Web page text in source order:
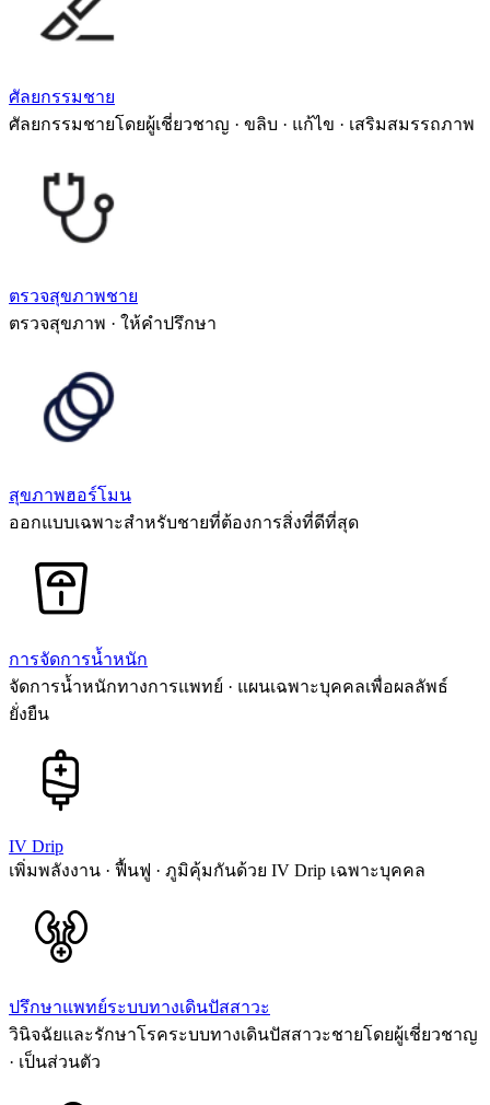
ศัลยกรรมชาย
ศัลยกรรมชายโดยผู้เชี่ยวชาญ · ขลิบ · แก้ไข · เสริมสมรรถภาพ
ตรวจสุขภาพชาย
ตรวจสุขภาพ · ให้คำปรึกษา
สุขภาพฮอร์โมน
ออกแบบเฉพาะสำหรับชายที่ต้องการสิ่งที่ดีที่สุด
การจัดการน้ำหนัก
จัดการน้ำหนักทางการแพทย์ · แผนเฉพาะบุคคลเพื่อผลลัพธ์
ยั่งยืน
IV Drip
เพิ่มพลังงาน · ฟื้นฟู · ภูมิคุ้มกันด้วย IV Drip เฉพาะบุคคล
ปรึกษาแพทย์ระบบทางเดินปัสสาวะ
วินิจฉัยและรักษาโรคระบบทางเดินปัสสาวะชายโดยผู้เชี่ยวชาญ
· เป็นส่วนตัว